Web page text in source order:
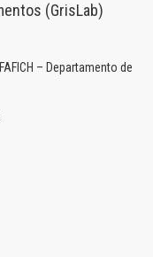
(GrisLab)
– Departamento de